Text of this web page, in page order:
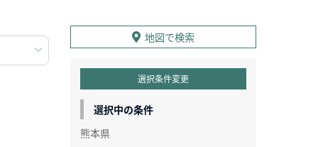
地図で検索
選択条件変更
選択中の条件
熊本県